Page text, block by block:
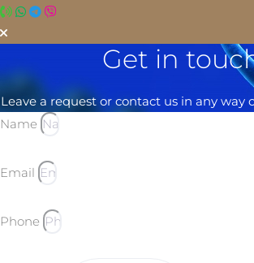
Get in
Leave a request or contact us in any way
Name
Email
Phone